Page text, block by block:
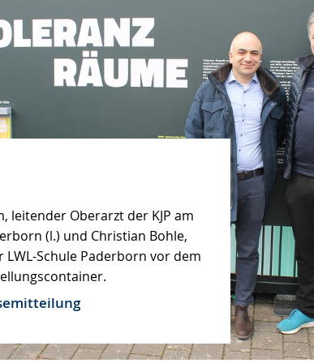
leitender Oberarzt der KJP am
(l.) und Christian Bohle,
LWL-Schule Paderborn vor dem